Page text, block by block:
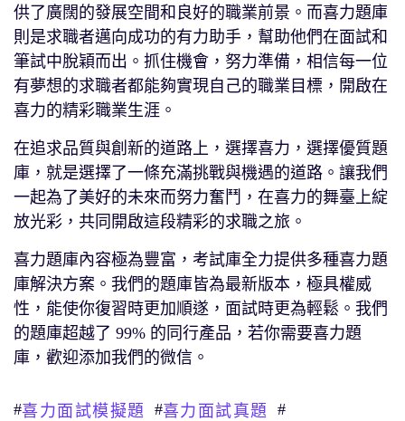
供了廣闊的發展空間和良好的職業前景。而喜力題庫
則是求職者邁向成功的有力助手，幫助他們在面試和
筆試中脫穎而出。抓住機會，努力準備，相信每一位
有夢想的求職者都能夠實現自己的職業目標，開啟在
喜力的精彩職業生涯。
在追求品質與創新的道路上，選擇喜力，選擇優質題
庫，就是選擇了一條充滿挑戰與機遇的道路。讓我們
一起為了美好的未來而努力奮鬥，在喜力的舞臺上綻
放光彩，共同開啟這段精彩的求職之旅。
喜力題庫內容極為豐富，考試庫全力提供多種喜力題
庫解決方案。我們的題庫皆為最新版本，極具權威
性，能使你復習時更加順遂，面試時更為輕鬆。我們
的題庫超越了 99% 的同行產品，若你需要喜力題
庫，歡迎添加我們的微信。
#喜力面試模擬題 #喜力面試真題
#